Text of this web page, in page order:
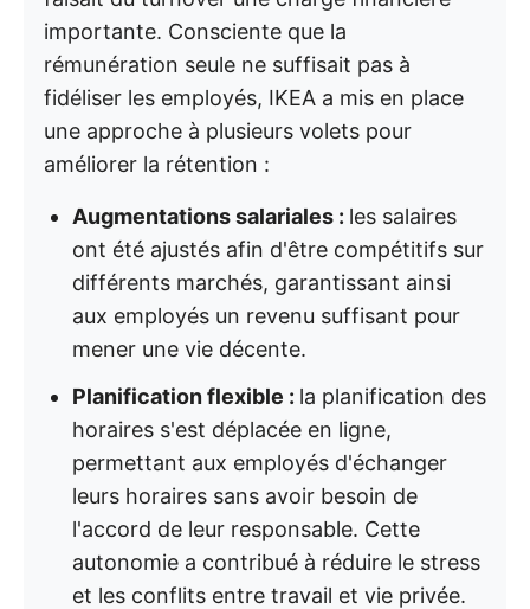
importante. Consciente que la
rémunération seule ne suffisait pas à
fidéliser les employés, IKEA a mis en place
une approche à plusieurs volets pour
améliorer la rétention :
Augmentations salariales : les salaires
ont été ajustés afin d'être compétitifs sur
différents marchés, garantissant ainsi
aux employés un revenu suffisant pour
mener une vie décente.
Planification flexible : la planification des
horaires s'est déplacée en ligne,
permettant aux employés d'échanger
leurs horaires sans avoir besoin de
l'accord de leur responsable. Cette
autonomie a contribué à réduire le stress
et les conflits entre travail et vie privée.